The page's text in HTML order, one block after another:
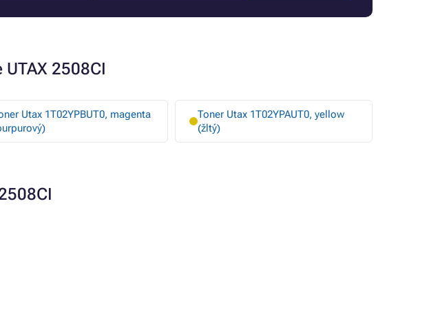
2508CI
Utax 1T02YPBUT0, magenta
Toner Utax 1T02YPAUT0, yellow
(žltý)